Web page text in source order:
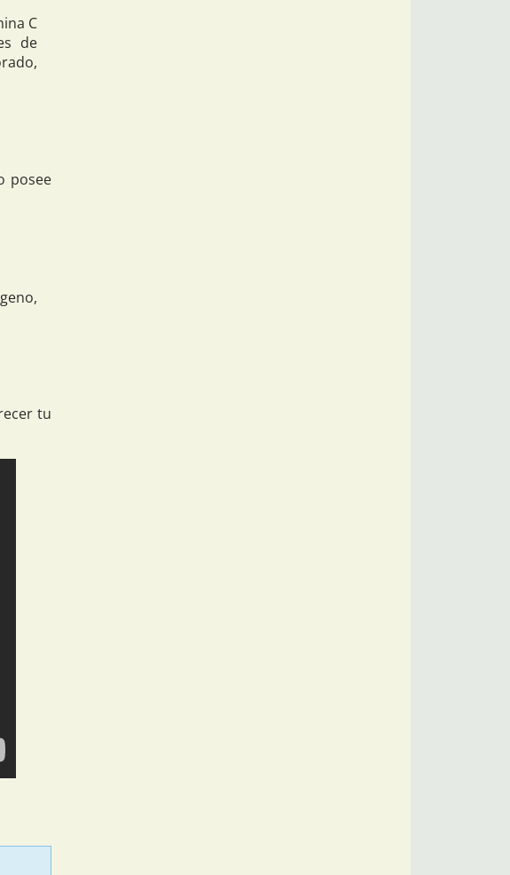
C
de
posee
tu